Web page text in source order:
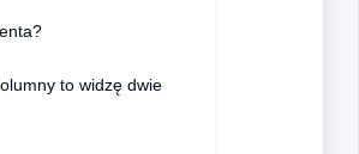
to widzę dwie